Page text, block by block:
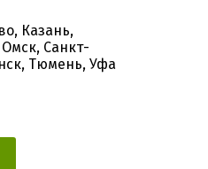
Казань,
Санкт-
Тюмень, Уфа